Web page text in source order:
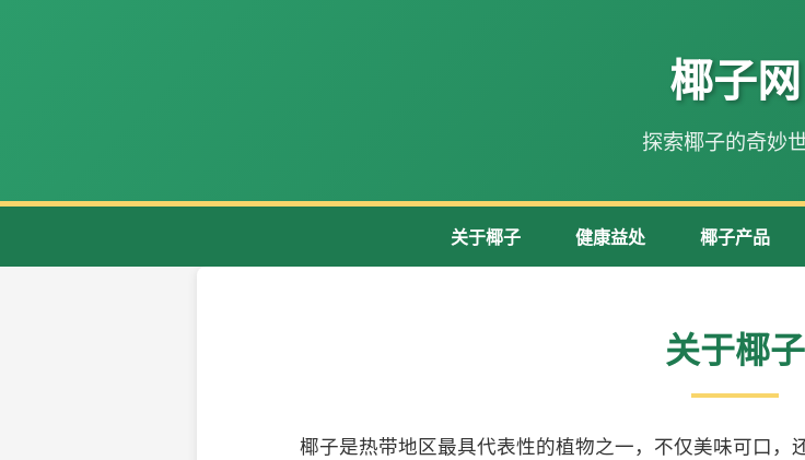
椰子网
探索椰子的奇妙
关于椰子 健康益处 椰子产品
关于椰子
椰子是热带地区最具代表性的植物之一，不仅美味可口，